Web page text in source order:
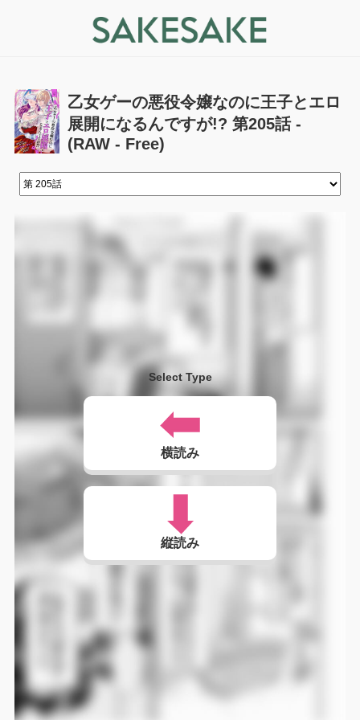
乙女ゲーの悪役令嬢なのに王子とエロ
展開になるんですが!? 第205話 -
(RAW - Free)
Select Type
横読み
縦読み